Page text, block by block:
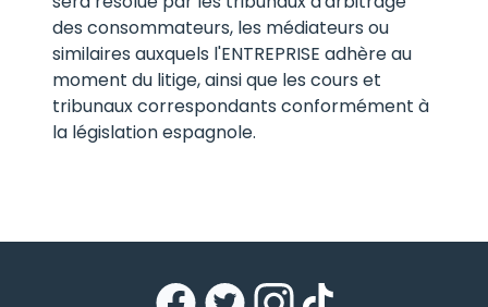
des consommateurs, les médiateurs ou
similaires auxquels l'ENTREPRISE adhère au
moment du litige, ainsi que les cours et
tribunaux correspondants conformément à
la législation espagnole.